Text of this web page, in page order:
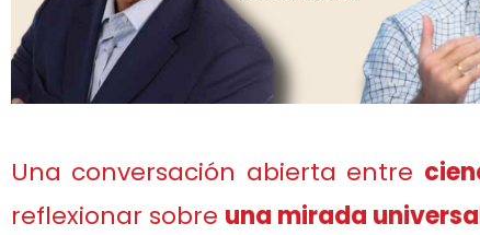
Una conversación abierta entre
reflexionar sobre una mirada